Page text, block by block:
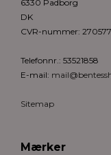
6330 Padborg
DK
CVR-nummer:
Telefonnr.: 53521858
E-mail:
Sitemap
Mærker